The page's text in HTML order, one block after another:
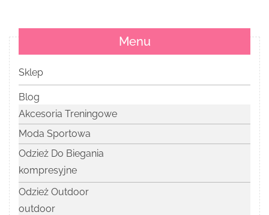
Menu
Sklep
Blog
Akcesoria Treningowe
Moda Sportowa
Odzież Do Biegania
kompresyjne
Odzież Outdoor
outdoor